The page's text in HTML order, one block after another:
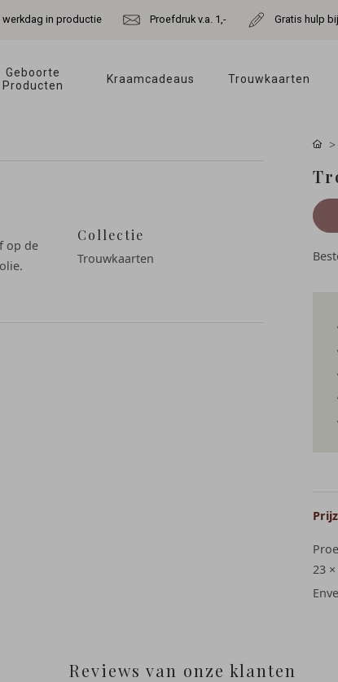
in productie Proefdruk v.a. 1,- Gratis hulp
Geboorte
Producten
Kraamcadeaus Trouwkaarten
op de
Collectie
Trouwkaarten
23
Reviews van onze klanten